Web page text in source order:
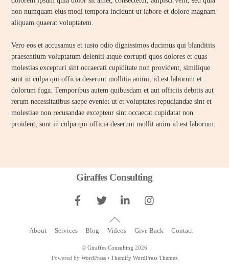
non numquam eius modi tempora incidunt ut labore et dolore magnam
aliquam quaerat voluptatem.
Vero eos et accusamus et iusto odio dignissimos ducimus qui blanditiis
praesentium voluptatum deleniti atque corrupti quos dolores et quas
molestias excepturi sint occaecati cupiditate non provident, similique
sunt in culpa qui officia deserunt mollitia animi, id est laborum et
dolorum fuga. Temporibus autem quibusdam et aut officiis debitis aut
rerum necessitatibus saepe eveniet ut et voluptates repudiandae sint et
molestiae non recusandae excepteur sint occaecat cupidatat non
proident, sunt in culpa qui officia deserunt mollit anim id est laborum.
Back
Top
Giraffes Consulting
About Services Blog Videos Give Back Contact
© Giraffes Consulting 2026
Powered by WordPress • Themify WordPress Themes